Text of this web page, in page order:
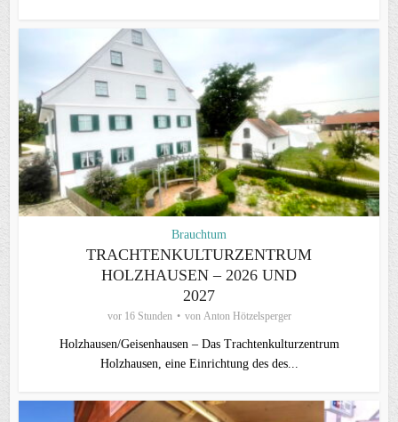
Brauchtum
TRACHTENKULTURZENTRUM
HOLZHAUSEN – 2026 UND
2027
vor 16 Stunden von Anton Hötzelsperger
Holzhausen/Geisenhausen – Das Trachtenkulturzentrum
Holzhausen, eine Einrichtung des des...